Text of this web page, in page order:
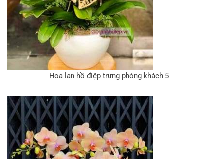
Hoa lan hồ điệp trưng phòng khách 5